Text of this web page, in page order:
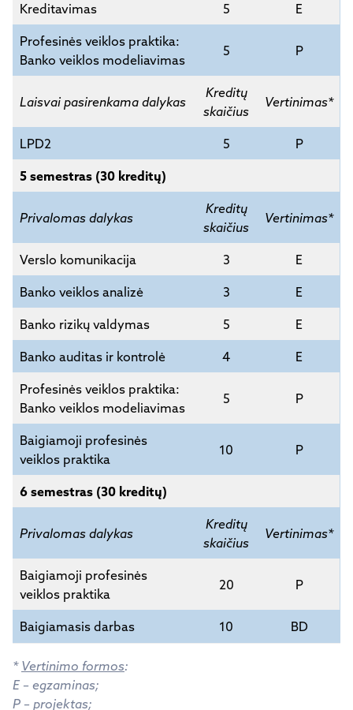
Kreditavimas 5 E
Profesinės veiklos praktika:
Banko veiklos modeliavimas
5 P
Laisvai pasirenkama dalykas
Kreditų
skaičius
Vertinimas*
LPD2 5 P
5 semestras (30 kreditų)
Privalomas dalykas
Kreditų
skaičius
Vertinimas*
Verslo komunikacija 3 E
Banko veiklos analizė 3 E
Banko rizikų valdymas 5 E
Banko auditas ir kontrolė 4 E
Profesinės veiklos praktika:
Banko veiklos modeliavimas
5 P
Baigiamoji profesinės
veiklos praktika
10 P
6 semestras (30 kreditų)
Privalomas dalykas
Kreditų
skaičius
Vertinimas*
Baigiamoji profesinės
veiklos praktika
20 P
Baigiamasis darbas 10 BD
* Vertinimo formos:
E – egzaminas;
P – projektas;